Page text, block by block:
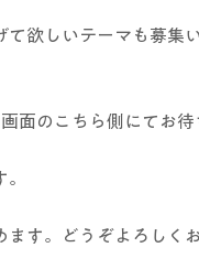
欲しいテーマも募集
面のこちら側にてお待
。
す。どうぞよろしく